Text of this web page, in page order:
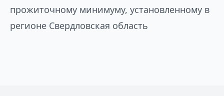
прожиточному минимуму, установленному в
регионе Свердловская область